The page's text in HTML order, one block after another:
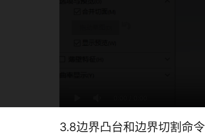
3.8边界凸台和边界切割命令